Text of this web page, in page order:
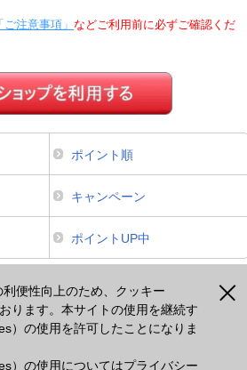
便性向上のため、クッキー
ります。本サイトの使用を継続す
）の使用を許可したことになりま
）の使用についてはプライバシー
注意事項」 などご利用前に必ずご確認くだ
ポイント順
キャンペーン
ポイントUP中
ー セキュリティポリシー
cookie等の使用について